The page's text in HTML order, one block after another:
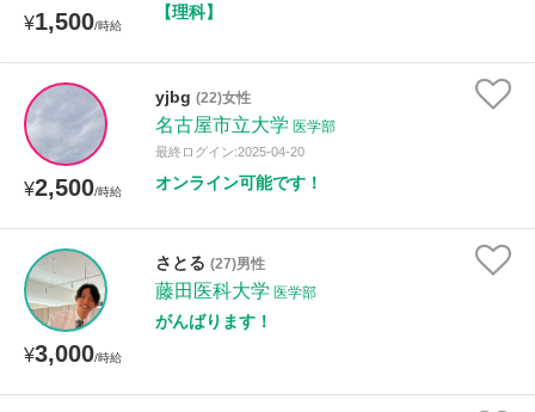
¥1,500/時給
【理科】
¥2,500/時給
yjbg (22)女性
名古屋市立大学 医学部
最終ログイン:2025-04-20
オンライン可能です！
¥3,000/時給
さとる (27)男性
藤田医科大学 医学部
がんばります！
所属大学
距離：15km以内
性別